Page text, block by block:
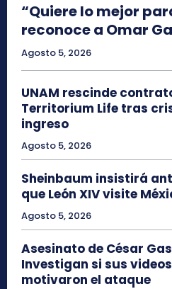
“Quiere lo mejor
reconoce a Omar
Agosto 5, 2026
UNAM rescinde
Territorium Life tras
ingreso
Agosto 5, 2026
Sheinbaum insistirá
que León XIV visite
Agosto 5, 2026
Asesinato de César
Investigan si sus
motivaron el ataque